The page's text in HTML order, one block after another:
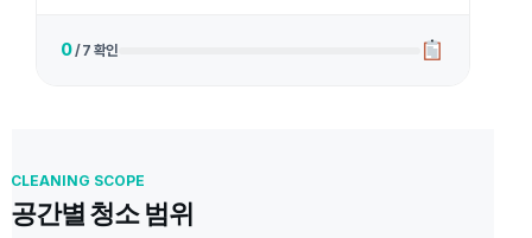
0/ 7 확인
CLEANING SCOPE
공간별 청소 범위